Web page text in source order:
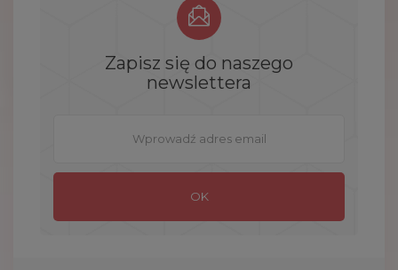
Zapisz się do naszego
newslettera